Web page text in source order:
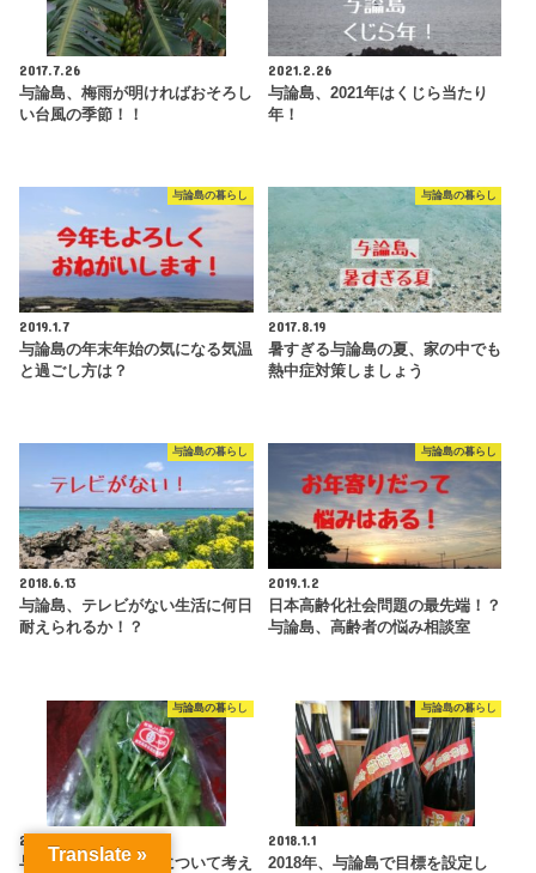
2017.7.26
与論島、梅雨が明ければおそろし
い台風の季節！！
2021.2.26
与論島、2021年はくじら当たり
年！
与論島の暮らし
2019.1.7
与論島の年末年始の気になる気温
と過ごし方は？
与論島の暮らし
2017.8.19
暑すぎる与論島の夏、家の中でも
熱中症対策しましょう
与論島の暮らし
2018.6.13
与論島、テレビがない生活に何日
耐えられるか！？
与論島の暮らし
2019.1.2
日本高齢化社会問題の最先端！？
与論島、高齢者の悩み相談室
与論島の暮らし
2017.11.25
与論島、理想の結婚について考え
与論島の暮らし
2018.1.1
2018年、与論島で目標を設定し
Translate »